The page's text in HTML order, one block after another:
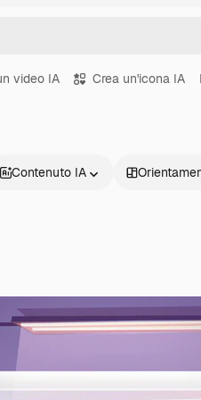
video IA Crea un'icona IA
Contenuto IA